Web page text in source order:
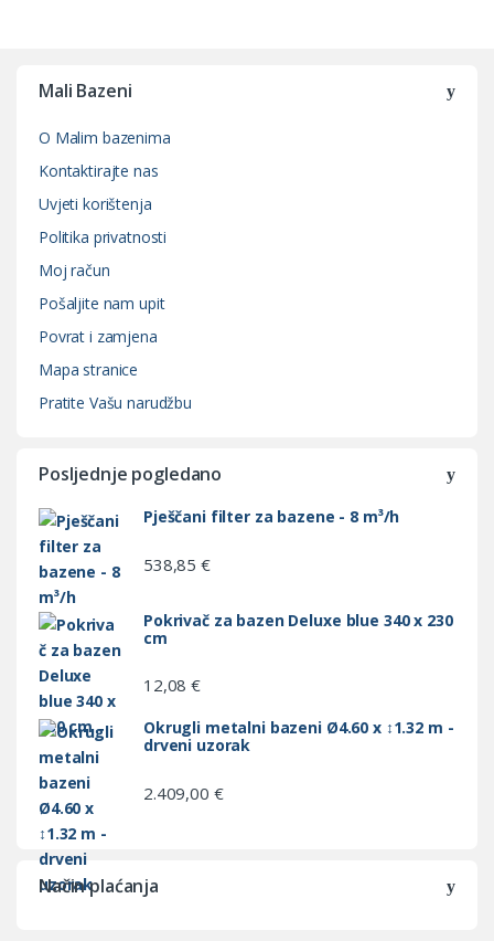
Mali Bazeni
O Malim bazenima
Kontaktirajte nas
Uvjeti korištenja
Politika privatnosti
Moj račun
Pošaljite nam upit
Povrat i zamjena
Mapa stranice
Pratite Vašu narudžbu
Posljednje pogledano
Pješčani filter za bazene - 8 m³/h
538,85€
Pokrivač za bazen Deluxe blue 340 x 230
cm
12,08€
Okrugli metalni bazeni Ø4.60 x ↕1.32 m -
drveni uzorak
2.409,00 €
Način plaćanja